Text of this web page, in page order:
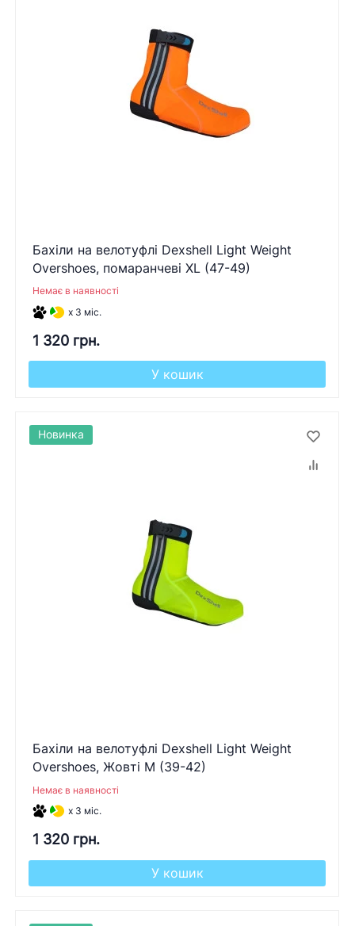
Бахіли на велотуфлі Dexshell Light Weight
Overshoes, помаранчеві XL (47-49)
Немає в наявності
x 3 міс.
1 320 грн.
У кошик
Бахіли на велотуфлі Dexshell Light Weight
Overshoes, Жовті M (39-42)
Немає в наявності
x 3 міс.
1 320 грн.
У кошик
Новинка